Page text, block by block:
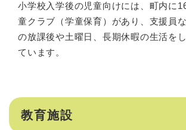
小学校入学後の児童向けには、町内に
童クラブ（学童保育）があり、支援員
の放課後や土曜日、長期休暇の生活を
ています。
教育施設